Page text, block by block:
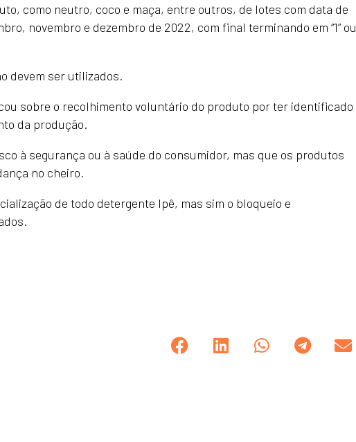
como neutro, coco e maça, entre outros, de lotes com data de
novembro e dezembro de 2022, com final terminando em “1” ou
devem ser utilizados.
sobre o recolhimento voluntário do produto por ter identificado
da produção.
à segurança ou à saúde do consumidor, mas que os produtos
no cheiro.
de todo detergente Ipê, mas sim o bloqueio e